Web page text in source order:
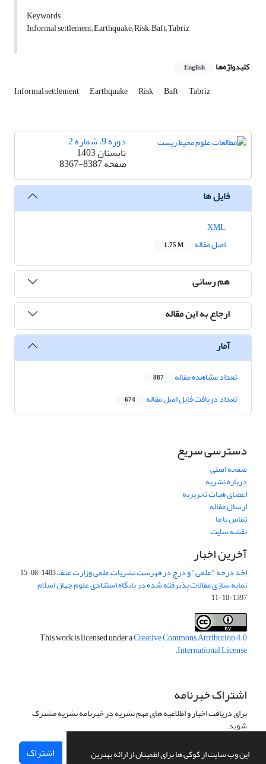
این وب سایت از کوکی ها برای اطمینان از ارائه بهترین
Keywords
Informal settlement; Earthquake; Risk; Baft; Tabriz
کلیدواژه‌ها English
Informal settlement Earthquake Risk Baft Tabriz
دوره 9، شماره 2
تابستان 1403
صفحه8367-8387
فایل ها
اصل مقاله
1.75 M
هم رسانی
ارجاع به این مقاله
آمار
تعداد مشاهده مقاله 887
تعداد دریافت فایل اصل مقاله 674
دسترسی سریع
صفحه اصلی
درباره نشریه
اعضای هیات تحریریه
ارسال مقاله
تماس با ما
نقشه سایت
آخرین اخبار
اخذ درجه "علمی" و درج در فهرست نشریات علمی وزارت عتف1403-08-15
نمایه سازی مقالات پذیرفته شده در پایگاه استنادی علوم جهان اسلام
1397-10-11
This work is licensed under aCreative Commons Attribution 4.0
International License
.
اشتراک خبرنامه
برای دریافت اخبار و اطلاعیه های مهم نشریه در خبرنامه نشریه مشترک
شوید.
اشتراک